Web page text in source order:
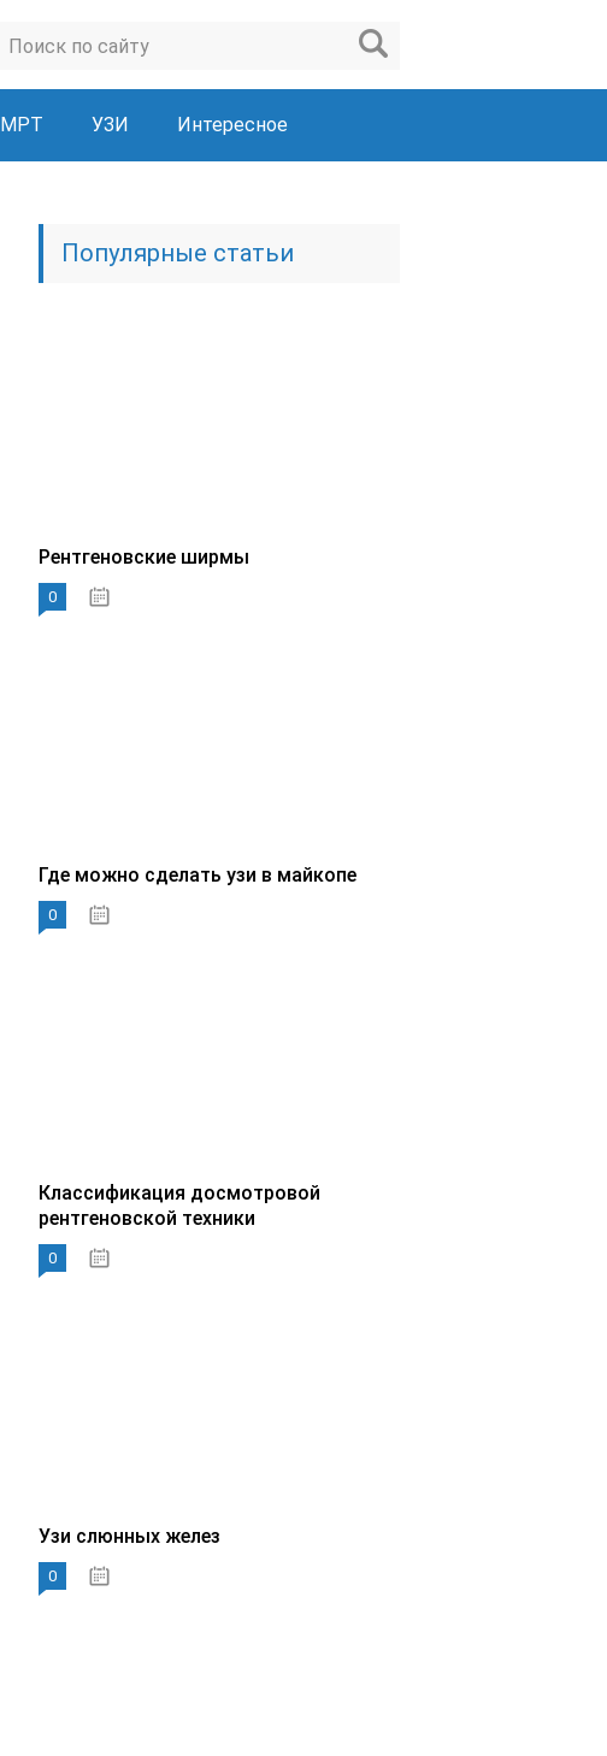
МРТ УЗИ Интересное
Популярные статьи
Рентгеновские ширмы
0
Где можно сделать узи в майкопе
0
Классификация досмотровой
рентгеновской техники
0
Узи слюнных желез
0